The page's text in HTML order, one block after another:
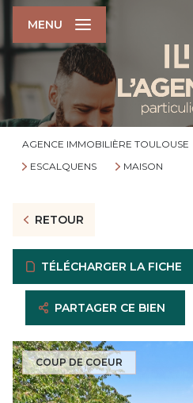
MENU
AGENCE IMMOBILIÈRE TOULOUSE
ESCALQUENS
MAISON
RETOUR
TÉLÉCHARGER LA FICHE
PARTAGER CE BIEN
COUP DE COEUR